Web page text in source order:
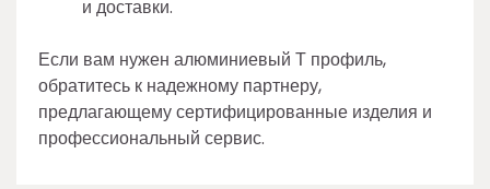
и доставки.
Если вам нужен алюминиевый Т профиль,
обратитесь к надежному партнеру,
предлагающему сертифицированные изделия и
профессиональный сервис.